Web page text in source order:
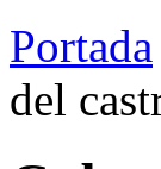
Portada
del